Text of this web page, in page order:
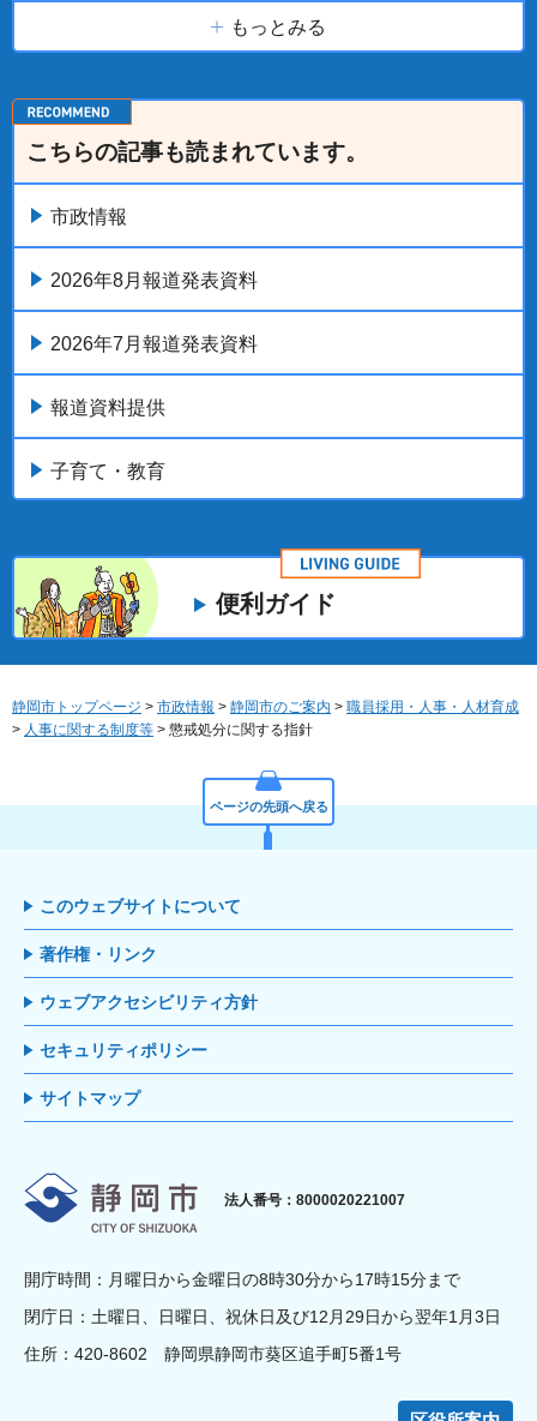
もっとみる
こちらの記事も読まれています。
市政情報
2026年8月報道発表資料
2026年7月報道発表資料
報道資料提供
子育て・教育
便利ガイド
静岡市トップページ > 市政情報 > 静岡市のご案内 > 職員採用・人事・人材育成
> 人事に関する制度等 > 懲戒処分に関する指針
ページの先頭へ戻る
このウェブサイトについて
著作権・リンク
ウェブアクセシビリティ方針
セキュリティポリシー
サイトマップ
静岡市
法人番号：8000020221007
開庁時間：月曜日から金曜日の8時30分から17時15分まで
閉庁日：土曜日、日曜日、祝休日及び12月29日から翌年1月3日
住所：420-8602 静岡県静岡市葵区追手町5番1号